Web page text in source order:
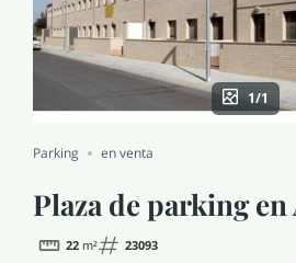
CONOCENOS
NOTICIAS Y BLOG
PERFIL
1/1
Parking en venta
Plaza de parking
22 m² 23093